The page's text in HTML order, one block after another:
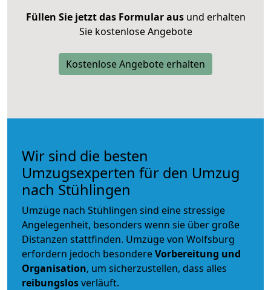
Füllen Sie jetzt das Formular ausund erhalten
Sie kostenlose Angebote
Kostenlose Angebote erhalten
Wir sind die besten
Umzugsexperten für den Umzug
nach Stühlingen
Umzüge nach Stühlingen sind eine stressige
Angelegenheit, besonders wenn sie über große
Distanzen stattfinden. Umzüge von Wolfsburg
erfordern jedoch besondereVorbereitung und
Organisation, um sicherzustellen, dass alles
reibungslosverläuft.